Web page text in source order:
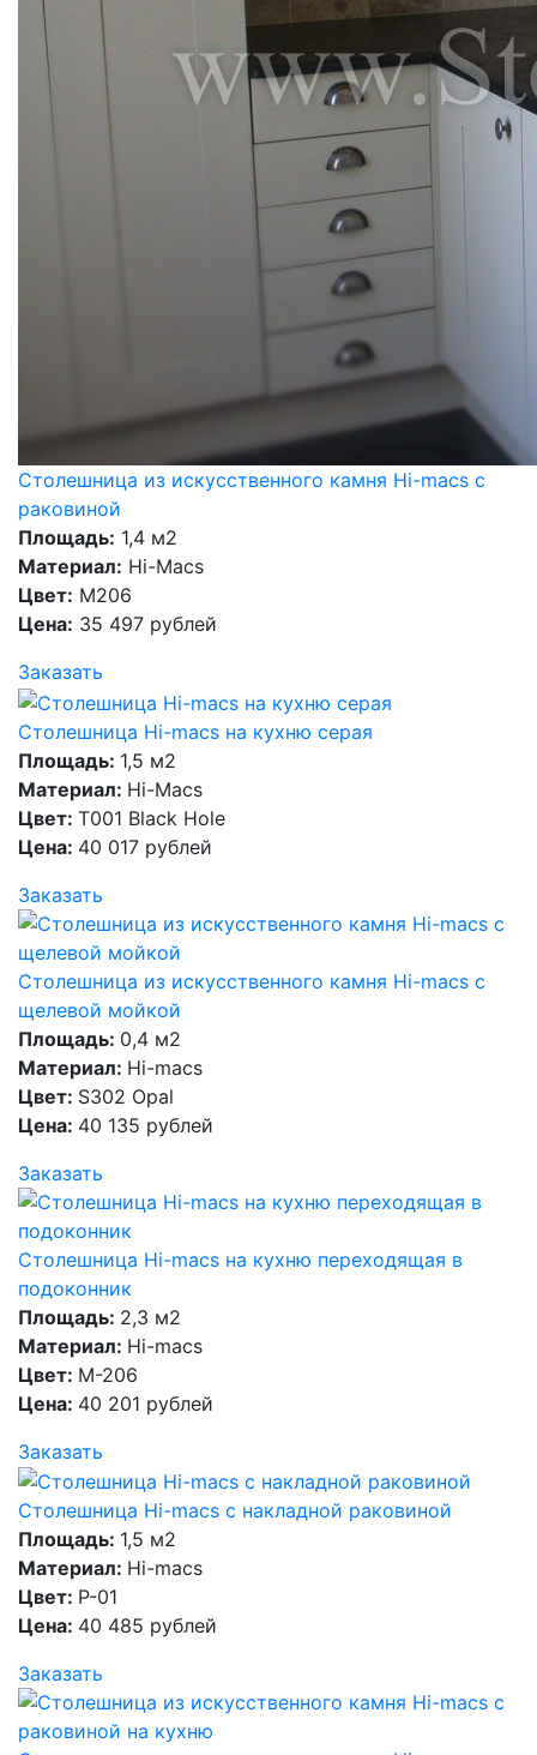
Столешница из искусственного камня Hi-macs с
раковиной
Площадь: 1,4 м2
Материал: Hi-Macs
Цвет: M206
Цена: 35 497 рублей
Заказать
Столешница Hi-macs на кухню серая
Площадь: 1,5 м2
Материал: Hi-Macs
Цвет: T001 Black Hole
Цена: 40 017 рублей
Заказать
Столешница из искусственного камня Hi-macs с
щелевой мойкой
Площадь: 0,4 м2
Материал: Hi-macs
Цвет: S302 Opal
Цена: 40 135 рублей
Заказать
Столешница Hi-macs на кухню переходящая в
подоконник
Площадь: 2,3 м2
Материал: Hi-macs
Цвет: M-206
Цена: 40 201 рублей
Заказать
Столешница Hi-macs с накладной раковиной
Площадь: 1,5 м2
Материал: Hi-macs
Цвет: P-01
Цена: 40 485 рублей
Заказать